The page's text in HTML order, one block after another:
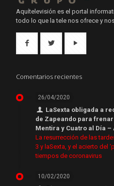
Aquítelevisión es el portal
todo lo que la tele nos ofrece y
Comentarios recientes
26/04/2020
LaSexta obligada a
de Zapeando para
Mentira y Cuatro al Día
La resurrección de las
3 y laSexta, y el acierto del
tiempos de coronavirus
10/02/2020